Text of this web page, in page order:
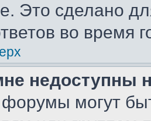
Это сделано
во время
недоступны
могут